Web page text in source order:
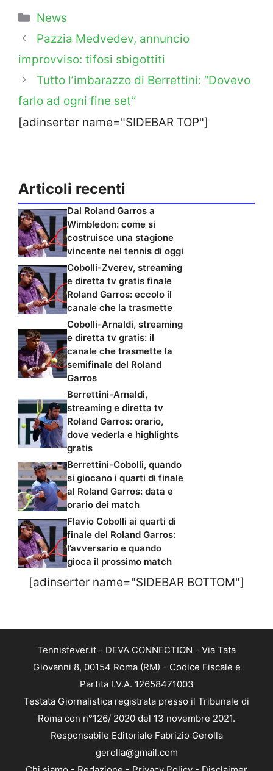
Categorie
News
Pazzia Medvedev, annuncio
improvviso: tifosi sbigottiti
Tutto l’imbarazzo di Berrettini: “Dovevo
farlo ad ogni fine set”
[adinserter name="SIDEBAR TOP"]
Articoli recenti
Dal Roland Garros a
Wimbledon: come si
costruisce una stagione
vincente nel tennis di oggi
Cobolli-Zverev, streaming
e diretta tv gratis finale
Roland Garros: eccolo il
canale che la trasmette
Cobolli-Arnaldi, streaming
e diretta tv gratis: il
canale che trasmette la
semifinale del Roland
Garros
Berrettini-Arnaldi,
streaming e diretta tv
Roland Garros: orario,
dove vederla e highlights
gratis
Berrettini-Cobolli, quando
si giocano i quarti di finale
al Roland Garros: data e
orario dei match
Flavio Cobolli ai quarti di
finale del Roland Garros:
l’avversario e quando
gioca il prossimo match
[adinserter name="SIDEBAR BOTTOM"]
Tennisfever.it - DEVA CONNECTION - Via Tata
Giovanni 8, 00154 Roma (RM) - Codice Fiscale e
Partita I.V.A. 12658471003
Testata Giornalistica registrata presso il Tribunale di
Roma con n°126/ 2020 del 13 novembre 2021.
Responsabile Editoriale Fabrizio Gerolla
gerolla@gmail.com